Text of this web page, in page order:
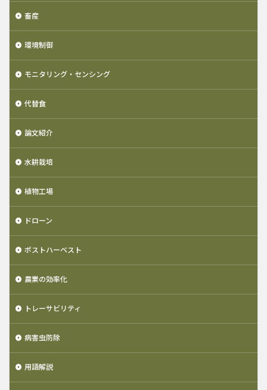
畜産
環境制御
モニタリング・センシング
代替食
論文紹介
水耕栽培
植物工場
ドローン
ポストハーベスト
農業の効率化
トレーサビリティ
病害虫防除
用語解説